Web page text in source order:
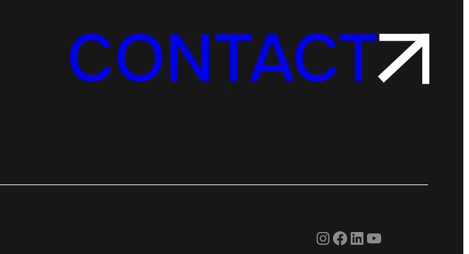
CONTACT
Instagram
Facebook
LinkedIn
YouTube